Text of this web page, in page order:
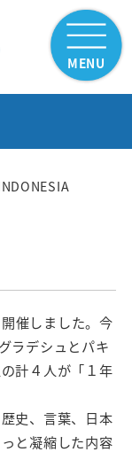
MENU
催しました。今
ラデシュとパキ
計４人が「１年
史、言葉、日本
と凝縮した内容